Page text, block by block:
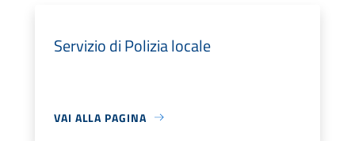
Servizio di Polizia locale
VAI ALLA PAGINA